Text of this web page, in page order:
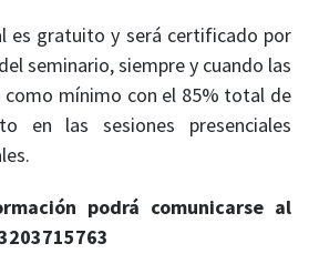
es gratuito y será certificado por
seminario, siempre y cuando las
como mínimo con el 85% total de
en las sesiones presenciales
podrá comunicarse al